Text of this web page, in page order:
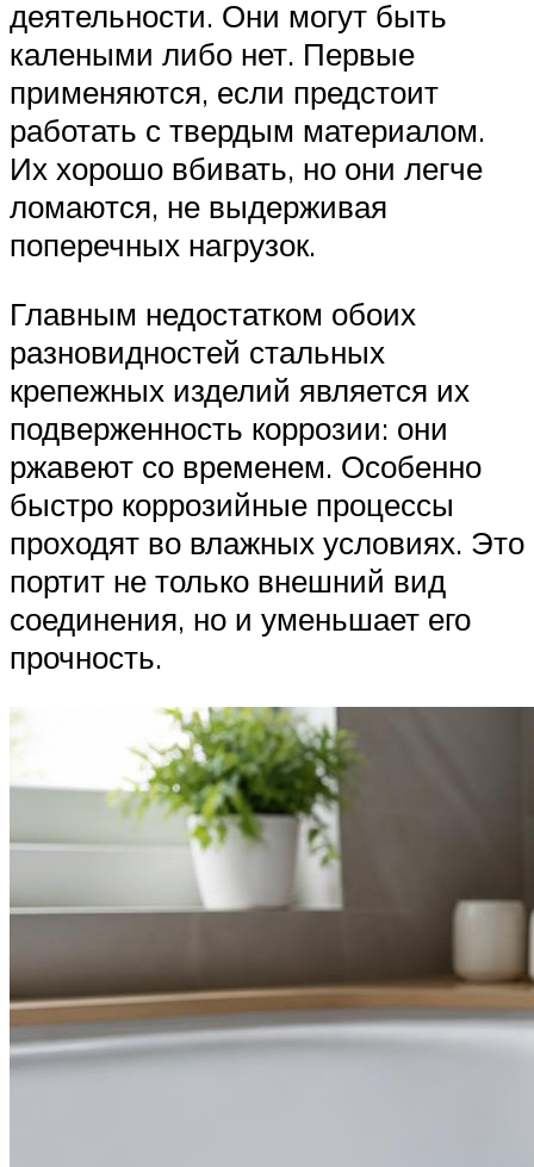
деятельности. Они могут быть
калеными либо нет. Первые
применяются, если предстоит
работать с твердым материалом.
Их хорошо вбивать, но они легче
ломаются, не выдерживая
поперечных нагрузок.
Главным недостатком обоих
разновидностей стальных
крепежных изделий является их
подверженность коррозии: они
ржавеют со временем. Особенно
быстро коррозийные процессы
проходят во влажных условиях. Это
портит не только внешний вид
соединения, но и уменьшает его
прочность.